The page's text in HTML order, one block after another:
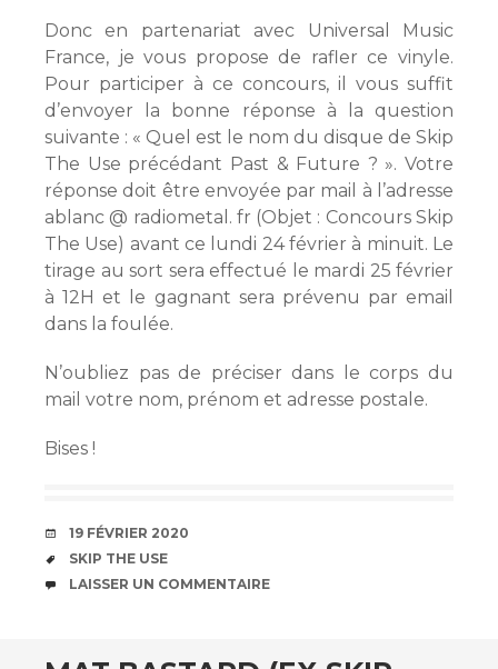
Donc en partenariat avec Universal Music
France, je vous propose de rafler ce vinyle.
Pour participer à ce concours, il vous suffit
d’envoyer la bonne réponse à la question
suivante : « Quel est le nom du disque de Skip
The Use précédant Past & Future ? ». Votre
réponse doit être envoyée par mail à l’adresse
ablanc @ radiometal. fr (Objet : Concours Skip
The Use) avant ce lundi 24 février à minuit. Le
tirage au sort sera effectué le mardi 25 février
à 12H et le gagnant sera prévenu par email
dans la foulée.
N’oubliez pas de préciser dans le corps du
mail votre nom, prénom et adresse postale.
Bises !
DATE
19 FÉVRIER 2020
ÉTIQUETTES
SKIP THE USE
COMMENTAIRES
LAISSER UN COMMENTAIRE